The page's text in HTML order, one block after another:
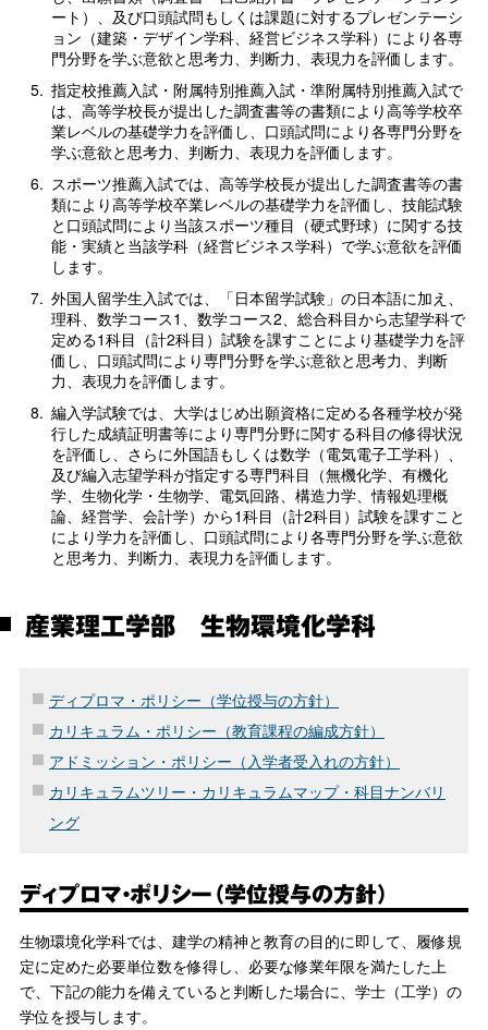
ート）、及び口頭試問もしくは課題に対するプレゼンテーシ
ョン（建築・デザイン学科、経営ビジネス学科）により各専
門分野を学ぶ意欲と思考力、判断力、表現力を評価します。
5. 指定校推薦入試・附属特別推薦入試・準附属特別推薦入試で
は、高等学校長が提出した調査書等の書類により高等学校卒
業レベルの基礎学力を評価し、口頭試問により各専門分野を
学ぶ意欲と思考力、判断力、表現力を評価します。
6. スポーツ推薦入試では、高等学校長が提出した調査書等の書
類により高等学校卒業レベルの基礎学力を評価し、技能試験
と口頭試問により当該スポーツ種目（硬式野球）に関する技
能・実績と当該学科（経営ビジネス学科）で学ぶ意欲を評価
します。
7. 外国人留学生入試では、「日本留学試験」の日本語に加え、
理科、数学コース1、数学コース2、総合科目から志望学科で
定める1科目（計2科目）試験を課すことにより基礎学力を評
価し、口頭試問により専門分野を学ぶ意欲と思考力、判断
力、表現力を評価します。
8. 編入学試験では、大学はじめ出願資格に定める各種学校が発
行した成績証明書等により専門分野に関する科目の修得状況
を評価し、さらに外国語もしくは数学（電気電子工学科）、
及び編入志望学科が指定する専門科目（無機化学、有機化
学、生物化学・生物学、電気回路、構造力学、情報処理概
論、経営学、会計学）から1科目（計2科目）試験を課すこと
により学力を評価し、口頭試問により各専門分野を学ぶ意欲
と思考力、判断力、表現力を評価します。
産業理工学部 生物環境化学科
ディプロマ・ポリシー（学位授与の方針）
カリキュラム・ポリシー（教育課程の編成方針）
アドミッション・ポリシー（入学者受入れの方針）
カリキュラムツリー・カリキュラムマップ・科目ナンバリ
ング
ディプロマ・ポリシー（学位授与の方針）
生物環境化学科では、建学の精神と教育の目的に即して、履修規
定に定めた必要単位数を修得し、必要な修業年限を満たした上
で、下記の能力を備えていると判断した場合に、学士（工学）の
学位を授与します。